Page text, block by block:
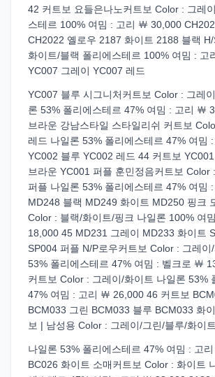
42 커트보 요들은나노커트보 Color : 그레
스테르 100% 여밈 : 고리 ￦ 30,000
CH2022 옐로우 2187 화이트 2188 블랙
화이트/블랙 폴리에스테르 100% 여밈 : 고
YC007 그레이 YC007 레드
YC007 블루 시그니처커트보 Color : 그레
론 53% 폴리에스테르 47% 여밈 : 고리 ￦
브라운 강남스타일 스타일리쉬 커트보
레드 나일론 53% 폴리에스테르 47% 여밈
YC002 블루 YC002 레드 44 커트보
브라운 YC001 퍼플 훈민정음커트보 Color
퍼플 나일론 53% 폴리에스테르 47% 여밈
MD248 블랙 MD249 화이트 MD250 핑크
Color : 블랙/화이트/핑크 나일론 100% 여
18,000 45 MD231 그레이 MD233 화이트
SP004 퍼플 N/P로우커트보 Color : 그레이
53% 폴리에스테르 47% 여밈 : 벨크로 ￦
커트보 Color : 그레이/화이트 나일론 53%
47% 여밈 : 고리 ￦ 26,000 46 커트보
BCM033 그린 BCM033 블루 BCM033 화
보 | 남성용 Color : 그레이/그린/블루/화이트
나일론 53% 폴리에스테르 47% 여밈 : 고
BC026 화이트 소매커트보 Color : 화이트